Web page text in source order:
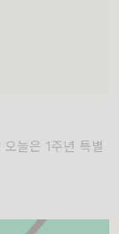
늘은 1주년 특별